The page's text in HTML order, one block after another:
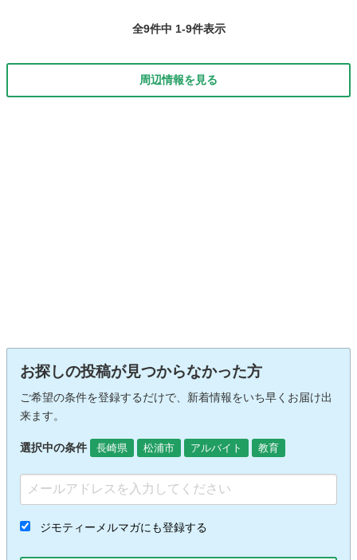
全9件中 1-9件表示
周辺情報を見る
お探しの投稿が見つからなかった方
ご希望の条件を登録するだけで、新着情報をいち早くお届け出
来ます。
選択中の条件 長崎県 松浦市 アルバイト 教育
ジモティーメルマガにも登録する